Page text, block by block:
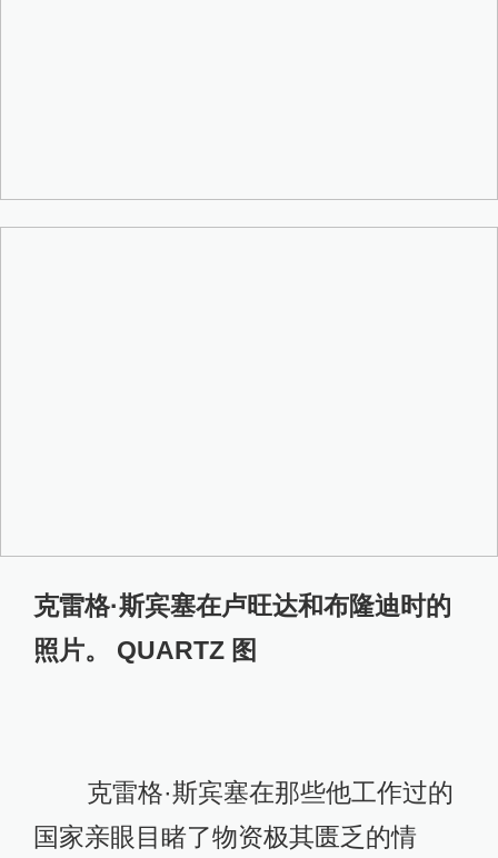
克雷格·斯宾塞在卢旺达和布隆迪时的
照片。 QUARTZ 图
克雷格·斯宾塞在那些他工作过的
国家亲眼目睹了物资极其匮乏的情